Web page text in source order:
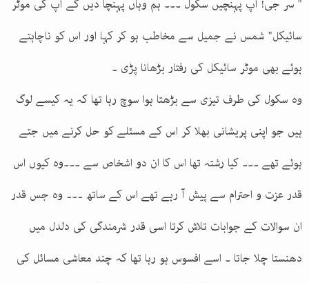
" سر جی! آپ پہنچیں سکول ۔۔۔ ہم وہاں پہنچا دیں گے آپ کی موٹر
سائیکل" شمس نے جمیل سے مخاطب ہو کر کہا اور اس کو ناچاہتے
ہوئے بھی موٹر سائیکل کی رفتار بڑھانا پڑی ۔
وہ سکول کی طرف تیزی سے بڑھتا ہوا سوچ رہا تھا کہ یہ کیسے لوگ
ہیں جو اپنی پریشانی بھلا کر اس کے مسئلے کو حل کرنے میں جتے
ہوئے تھے ۔۔۔ کیا رشتہ تھا اس کا ان دو اشخاص سے ۔۔۔وہ کیوں اس
قدر عزت و احترام سے پیش آ رہے تھے اس کے ساتھ ۔۔۔ وہ جس قدر
ان سوالات کے جوابات تلاش کرتا اسی قدر شرمندگی کی دلدل میں
دھنستا چلا جاتا ۔ اسے افسوس ہو رہا تھا کہ چند معاشی مسائل کی